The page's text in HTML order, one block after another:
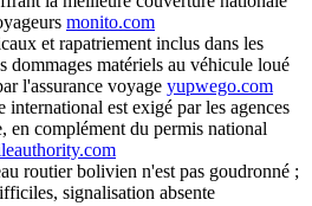
monito.com
et rapatriement inclus dans les
dommages matériels au véhicule loué
l'assurance voyage yupwego.com
international est exigé par les agences
en complément du permis national
routier bolivien n'est pas goudronné ;
signalisation absente